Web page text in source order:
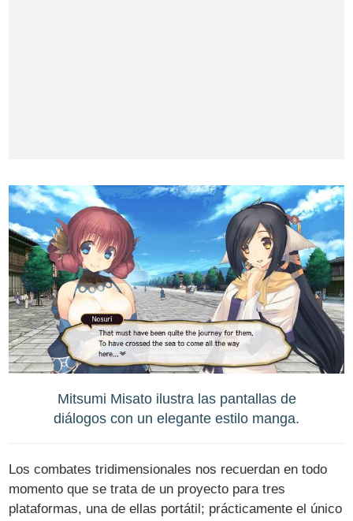
Mitsumi Misato ilustra las pantallas de
diálogos con un elegante estilo manga.
Los combates tridimensionales nos recuerdan en todo
momento que se trata de un proyecto para tres
plataformas, una de ellas portátil; prácticamente el único